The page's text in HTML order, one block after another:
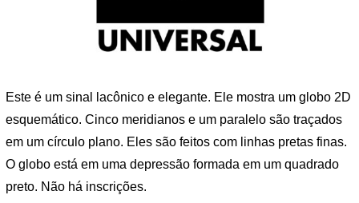
Este é um sinal lacônico e elegante. Ele mostra um globo 2D
esquemático. Cinco meridianos e um paralelo são traçados
em um círculo plano. Eles são feitos com linhas pretas finas.
O globo está em uma depressão formada em um quadrado
preto. Não há inscrições.